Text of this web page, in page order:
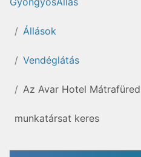
Állások
Vendéglátás
Az Avar Hotel
munkatársat keres